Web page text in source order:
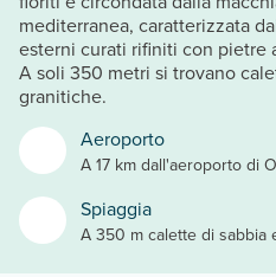
Aeroporto
A 17 km dall'aeroporto di
Spiaggia
A 350 m calette di sabbia
mediterranea, caratterizzata
esterni curati rifiniti con pietre
A soli 350 metri si trovano
granitiche.